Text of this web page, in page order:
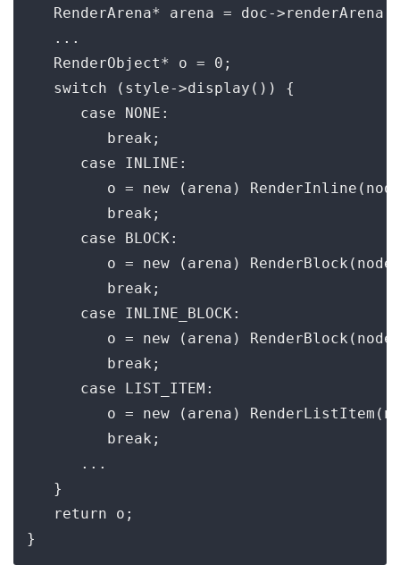
RenderArena* arena = doc-
   ...
   RenderObject* o = 0;
   switch (style->display()) {
      case NONE:
         break;
      case INLINE:
o = new (arena)
         break;
      case BLOCK:
o = new (arena)
         break;
      case INLINE_BLOCK:
o = new (arena)
         break;
      case LIST_ITEM:
o = new (arena)
         break;
      ...
   }
   return o;
}